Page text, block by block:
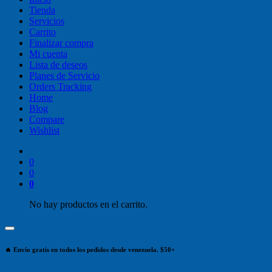
Tienda
Servicios
Carrito
Finalizar compra
Mi cuenta
Lista de deseos
Planes de Servicio
Orders Tracking
Home
Blog
Compare
Wishlist
0
0
0
No hay productos en el carrito.
🔥 Envío gratis en todos los pedidos desde venezuela. $50+